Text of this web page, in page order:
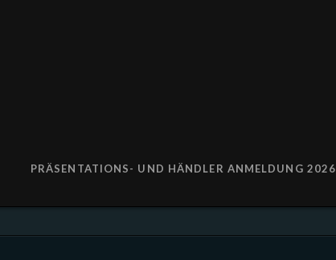
PRÄSENTATIONS- UND HÄNDLER ANMELDUNG 2026